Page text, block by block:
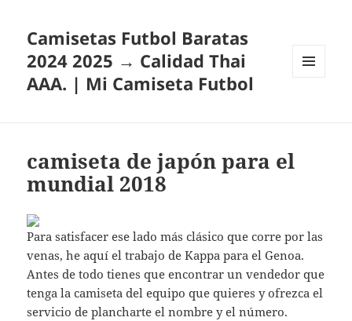
Camisetas Futbol Baratas
2024 2025 → Calidad Thai
AAA. | Mi Camiseta Futbol
camiseta de japón para el
mundial 2018
Para satisfacer ese lado más clásico que corre por las
venas, he aquí el trabajo de Kappa para el Genoa.
Antes de todo tienes que encontrar un vendedor que
tenga la camiseta del equipo que quieres y ofrezca el
servicio de plancharte el nombre y el número.